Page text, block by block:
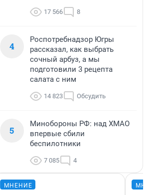
17 566 8
4
Роспотребнадзор Югры
рассказал, как выбрать
сочный арбуз, а мы
подготовили 3 рецепта
салата с ним
14 823 Обсудить
5
Минобороны РФ: над ХМАО
впервые сбили
беспилотники
7 085 4
МНЕНИЕ